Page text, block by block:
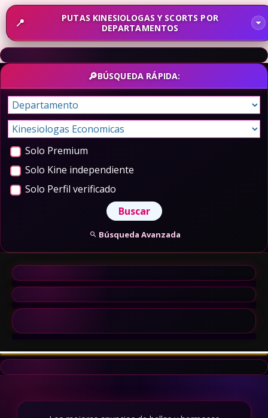
PUTAS KINESIOLOGAS Y SCORTS POR
DEPARTAMENTOS
BÚSQUEDA RÁPIDA:
Solo Premium
Solo Kine independiente
Solo Perfil verificado
Búsqueda Avanzada